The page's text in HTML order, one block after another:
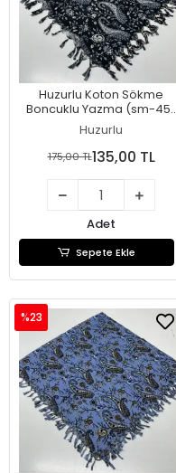
Huzurlu Koton Sökme
Boncuklu Yazma (sm-45-
09)
Huzurlu
175,00 TL135,00 TL
Adet
Sepete Ekle
%23